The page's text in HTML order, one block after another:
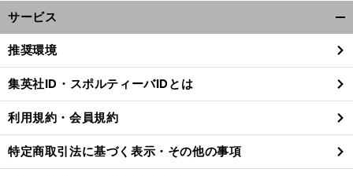
サービス
閉
る
推奨環境
集英社ID・スポルティーバIDとは
利用規約・会員規約
特定商取引法に基づく表示・その他の事項